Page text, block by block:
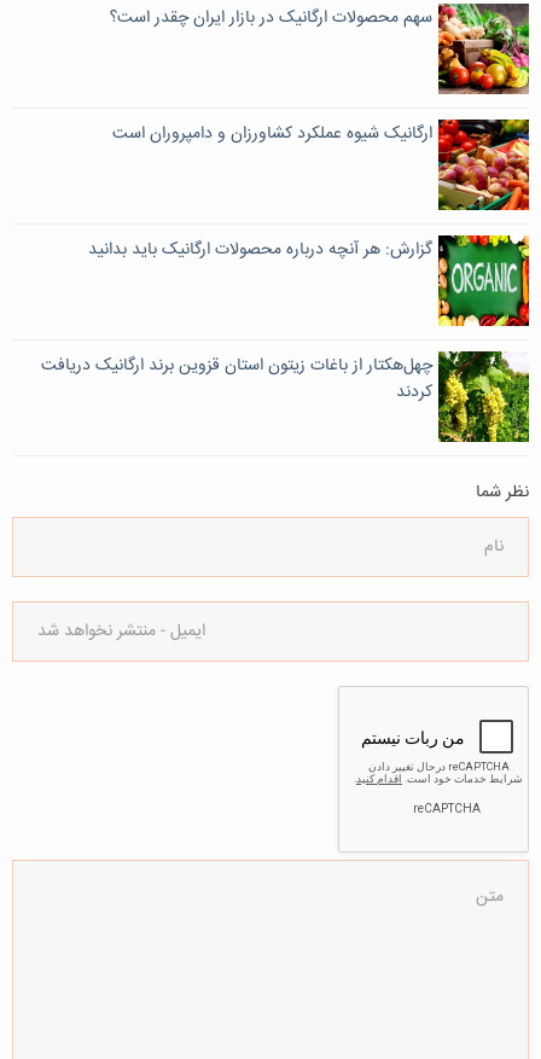
سهم محصولات ارگانیک در بازار ایران چقدر است؟
ارگانیک شیوه عملکرد کشاورزان و دامپروران است
گزارش: هر آنچه درباره محصولات ارگانیک باید بدانید
چهل‌هکتار از باغات زیتون استان قزوین برند ارگانیک دریافت
کردند
نظر شما